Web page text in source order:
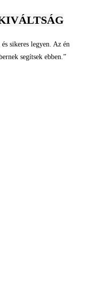
sikeres legyen. Az én
segítsek ebben.”